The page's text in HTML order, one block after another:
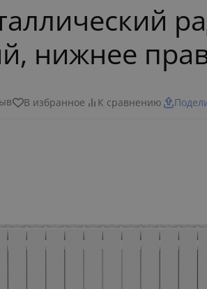
нижнее
В избранное К сравнению